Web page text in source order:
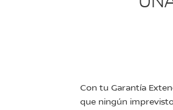
Con tu Garantía
que ningún